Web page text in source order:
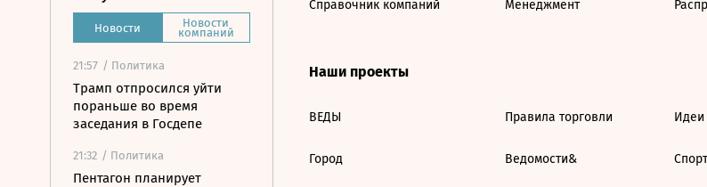
Новости Новости
компаний
21:57 / Политика
Трамп отпросился уйти
пораньше во время
заседания в Госдепе
21:32 / Политика
Пентагон планирует
Справочник компаний Менеджмент
Наши проекты
ВЕДЫ
Город
Правила торговли
Ведомости&
Идеи
Спорт